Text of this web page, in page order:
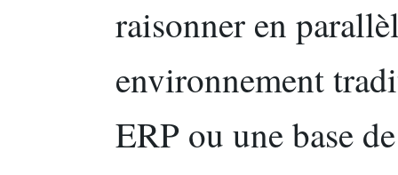
raisonner en
environnement
ERP ou une base